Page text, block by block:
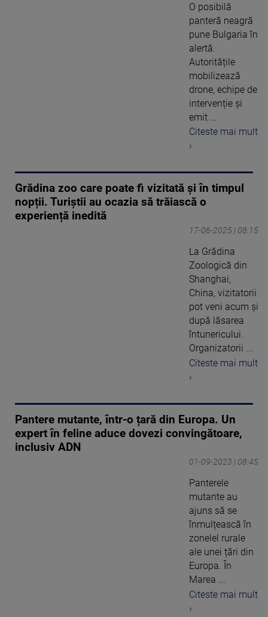
O posibilă
panteră neagră
pune Bulgaria în
alertă.
Autoritățile
mobilizează
drone, echipe de
intervenție și
emit ...
Citeste mai mult
›
Grădina zoo care poate fi vizitată și în timpul
nopții. Turiștii au ocazia să trăiască o
experiență inedită
17-06-2025 | 08:15
La Grădina
Zoologică din
Shanghai,
China, vizitatorii
pot veni acum și
după lăsarea
întunericului.
Organizatorii ...
Citeste mai mult
›
Pantere mutante, într-o țară din Europa. Un
expert în feline aduce dovezi convingătoare,
inclusiv ADN
01-09-2023 | 08:45
Panterele
mutante au
ajuns să se
înmulțească în
zonelel rurale
ale unei țări din
Europa. În
Marea ...
Citeste mai mult
›